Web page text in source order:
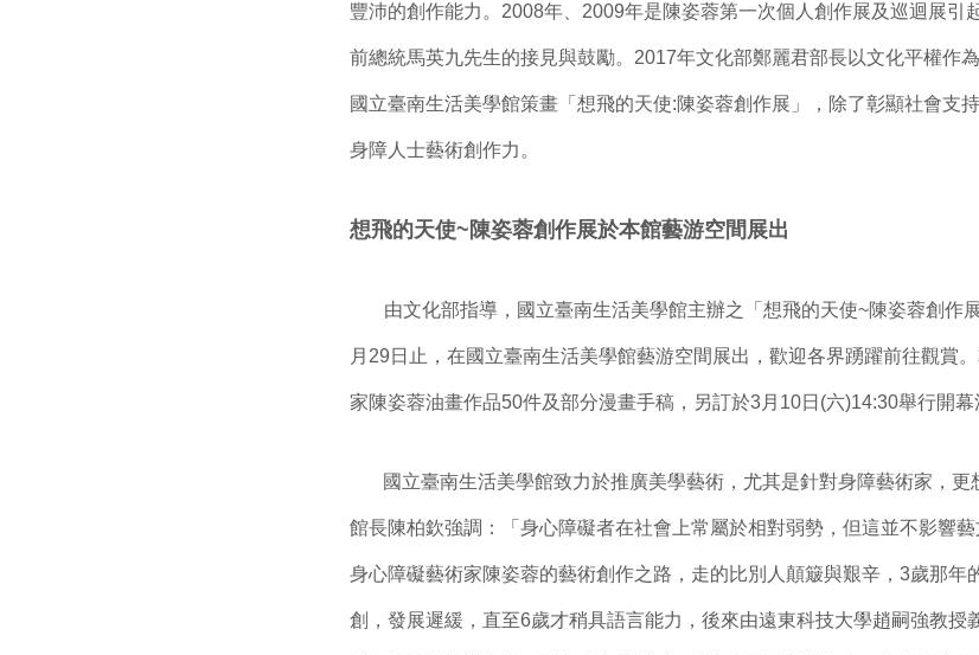
豐沛的創作能力。2008年、2009年是陳姿蓉第一次個人創作展及巡迴展引
前總統馬英九先生的接見與鼓勵。2017年文化部鄭麗君部長以文化平權作
國立臺南生活美學館策畫「想飛的天使:陳姿蓉創作展」，除了彰顯社會支
身障人士藝術創作力。
想飛的天使~陳姿蓉創作展於本館藝游空間展出
由文化部指導，國立臺南生活美學館主辦之「想飛的天使~陳姿蓉創作
月29日止，在國立臺南生活美學館藝游空間展出，歡迎各界踴躍前往觀賞
家陳姿蓉油畫作品50件及部分漫畫手稿，另訂於3月10日(六)14:30舉行開幕
國立臺南生活美學館致力於推廣美學藝術，尤其是針對身障藝術家，更
館長陳柏欽強調：「身心障礙者在社會上常屬於相對弱勢，但這並不影響藝
身心障礙藝術家陳姿蓉的藝術創作之路，走的比別人顛簸與艱辛，3歲那年
創，發展遲緩，直至6歲才稍具語言能力，後來由遠東科技大學趙嗣強教授